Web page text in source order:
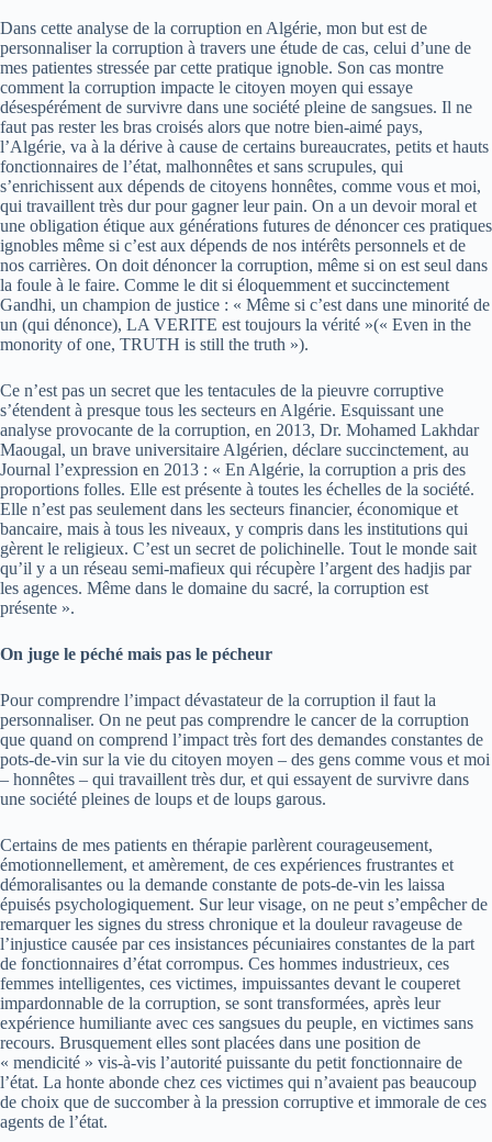
Dans cette analyse de la corruption en Algérie, mon but est de
personnaliser la corruption à travers une étude de cas, celui d’une de
mes patientes stressée par cette pratique ignoble. Son cas montre
comment la corruption impacte le citoyen moyen qui essaye
désespérément de survivre dans une société pleine de sangsues. Il ne
faut pas rester les bras croisés alors que notre bien-aimé pays,
l’Algérie, va à la dérive à cause de certains bureaucrates, petits et hauts
fonctionnaires de l’état, malhonnêtes et sans scrupules, qui
s’enrichissent aux dépends de citoyens honnêtes, comme vous et moi,
qui travaillent très dur pour gagner leur pain. On a un devoir moral et
une obligation étique aux générations futures de dénoncer ces pratiques
ignobles même si c’est aux dépends de nos intérêts personnels et de
nos carrières. On doit dénoncer la corruption, même si on est seul dans
la foule à le faire. Comme le dit si éloquemment et succinctement
Gandhi, un champion de justice : « Même si c’est dans une minorité de
un (qui dénonce), LA VERITE est toujours la vérité »(« Even in the
monority of one, TRUTH is still the truth »).
Ce n’est pas un secret que les tentacules de la pieuvre corruptive
s’étendent à presque tous les secteurs en Algérie. Esquissant une
analyse provocante de la corruption, en 2013, Dr. Mohamed Lakhdar
Maougal, un brave universitaire Algérien, déclare succinctement, au
Journal l’expression en 2013 : « En Algérie, la corruption a pris des
proportions folles. Elle est présente à toutes les échelles de la société.
Elle n’est pas seulement dans les secteurs financier, économique et
bancaire, mais à tous les niveaux, y compris dans les institutions qui
gèrent le religieux. C’est un secret de polichinelle. Tout le monde sait
qu’il y a un réseau semi-mafieux qui récupère l’argent des hadjis par
les agences. Même dans le domaine du sacré, la corruption est
présente ».
On juge le péché mais pas le pécheur
Pour comprendre l’impact dévastateur de la corruption il faut la
personnaliser. On ne peut pas comprendre le cancer de la corruption
que quand on comprend l’impact très fort des demandes constantes de
pots-de-vin sur la vie du citoyen moyen – des gens comme vous et moi
– honnêtes – qui travaillent très dur, et qui essayent de survivre dans
une société pleines de loups et de loups garous.
Certains de mes patients en thérapie parlèrent courageusement,
émotionnellement, et amèrement, de ces expériences frustrantes et
démoralisantes ou la demande constante de pots-de-vin les laissa
épuisés psychologiquement. Sur leur visage, on ne peut s’empêcher de
remarquer les signes du stress chronique et la douleur ravageuse de
l’injustice causée par ces insistances pécuniaires constantes de la part
de fonctionnaires d’état corrompus. Ces hommes industrieux, ces
femmes intelligentes, ces victimes, impuissantes devant le couperet
impardonnable de la corruption, se sont transformées, après leur
expérience humiliante avec ces sangsues du peuple, en victimes sans
recours. Brusquement elles sont placées dans une position de
« mendicité » vis-à-vis l’autorité puissante du petit fonctionnaire de
l’état. La honte abonde chez ces victimes qui n’avaient pas beaucoup
de choix que de succomber à la pression corruptive et immorale de ces
agents de l’état.